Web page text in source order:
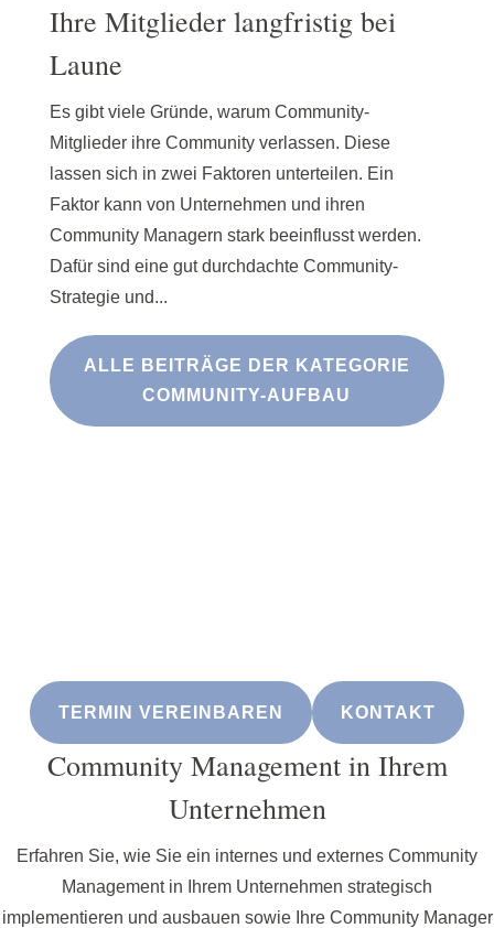
Ihre Mitglieder langfristig bei
Laune
Es gibt viele Gründe, warum Community-
Mitglieder ihre Community verlassen. Diese
lassen sich in zwei Faktoren unterteilen. Ein
Faktor kann von Unternehmen und ihren
Community Managern stark beeinflusst werden.
Dafür sind eine gut durchdachte Community-
Strategie und...
ALLE BEITRÄGE DER KATEGORIE
COMMUNITY-AUFBAU
TERMIN VEREINBAREN KONTAKT
Community Management in Ihrem
Unternehmen
Erfahren Sie, wie Sie ein internes und externes Community
Management in Ihrem Unternehmen strategisch
implementieren und ausbauen sowie Ihre Community Manager